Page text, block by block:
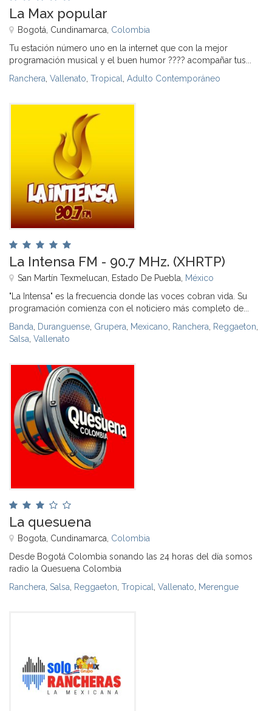
La Max popular
Bogotá, Cundinamarca, Colombia
Tu estación número uno en la internet que con la mejor
programación musical y el buen humor ???? acompañar tus...
Ranchera Vallenato Tropical Adulto Contemporáneo
La Intensa FM - 90.7 MHz. (XHRTP)
San Martín Texmelucan, Estado De Puebla, México
"La Intensa" es la frecuencia donde las voces cobran vida. Su
programación comienza con el noticiero más completo de...
Banda Duranguense Grupera Mexicano Ranchera Reggaeton
Salsa Vallenato
La quesuena
Bogota, Cundinamarca, Colombia
Desde Bogotá Colombia sonando las 24 horas del día somos
radio la Quesuena Colombia
Ranchera Salsa Reggaeton Tropical Vallenato Merengue